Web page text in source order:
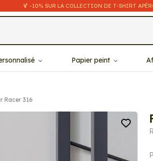
🍹 -10% SUR LA COLLECTION DE T-SHIRT
Papier peint
Racer 316